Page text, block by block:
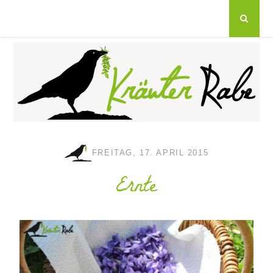
FREITAG, 17. APRIL 2015
Ernte